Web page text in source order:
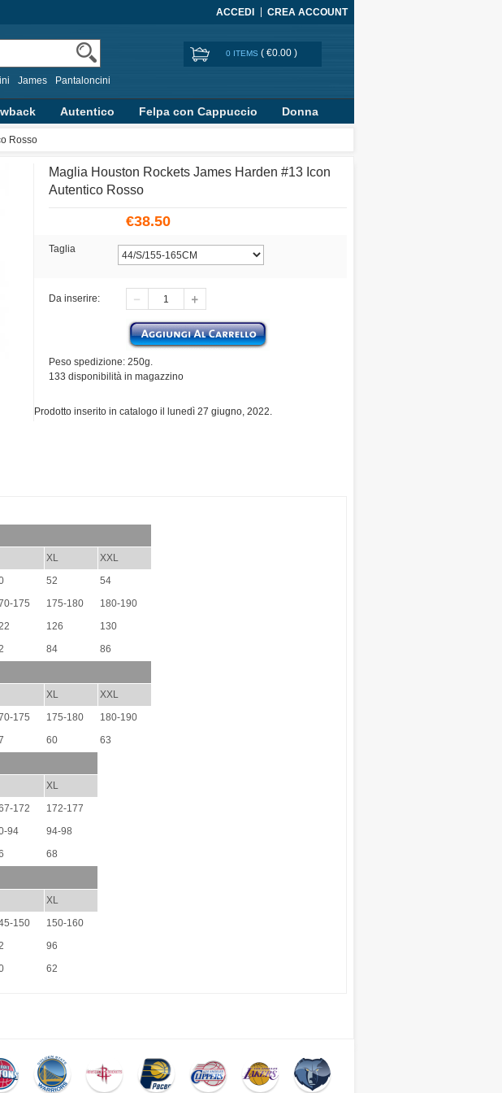
ACCEDI CREA ACCOUNT
James Pantaloncini
0 ITEMS ( €0.00 )
Autentico Felpa con Cappuccio
Donna
Serie
Rosso
Maglia Houston Rockets James Harden #13 Icon
Autentico Rosso
€38.50
Taglia
Da inserire:
Peso spedizione: 250g.
133 disponibilità in magazzino
Prodotto inserito in catalogo il lunedì 27 giugno, 2022.
XL
XXL
52
54
175 175-180
180-190
126
130
84
86
XL
XXL
175 175-180
180-190
60
63
XL
172
172-177
94
94-98
68
XL
150
150-160
96
62